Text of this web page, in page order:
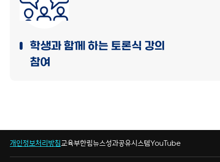
학생과 함께 하는 토론식 강의
참여
개인정보처리방침교육부한림뉴스성과공유시스템YouTube